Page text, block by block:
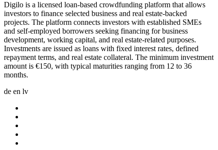
Digilo is a licensed loan-based crowdfunding platform that allows
investors to finance selected business and real estate-backed
projects. The platform connects investors with established SMEs
and self-employed borrowers seeking financing for business
development, working capital, and real estate-related purposes.
Investments are issued as loans with fixed interest rates, defined
repayment terms, and real estate collateral. The minimum investment
amount is €150, with typical maturities ranging from 12 to 36
months.
de en lv